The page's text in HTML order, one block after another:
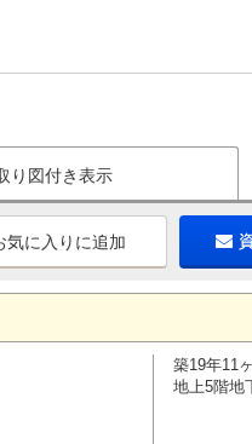
り図付き表示
気に入りに追加
築19年11
地上5階地